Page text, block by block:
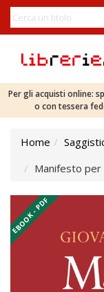
Per gli acquisti online:
o con tessera
Home
Manifesto per
EBOOK - PDF